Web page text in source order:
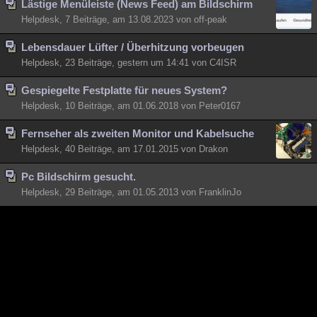
Besucht Teilgenommen Alle Neue Geschlossen
Lesenswert Schlüsselwörter
Lästige Menüleiste (News Feed) am Bildschirm
Helpdesk, 7 Beiträge, am 13.08.2023 von off-peak
Lebensdauer Lüfter / Überhitzung vorbeugen
Helpdesk, 23 Beiträge, gestern um 14:41 von C4ISR
Gespiegelte Festplatte für neues System?
Helpdesk, 10 Beiträge, am 01.06.2018 von Peter0167
Fernseher als zweiten Monitor und Kabelsuche
Helpdesk, 40 Beiträge, am 17.01.2015 von Drakon
Pc Bildschirm gesucht.
Helpdesk, 29 Beiträge, am 01.05.2013 von FranklinJo